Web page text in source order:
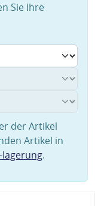
Sie Ihre
der Artikel
Artikel in
.